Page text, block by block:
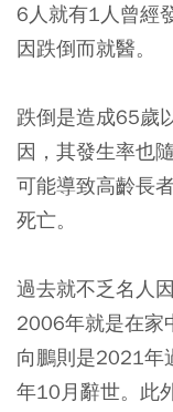
6人就有1人曾經
因跌倒而就醫。
跌倒是造成65歲
因，其發生率也
可能導致高齡長
死亡。
過去就不乏名人
2006年就是在家
向鵬則是2021年
年10月辭世。此